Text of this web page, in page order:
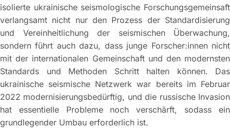
isolierte ukrainische seismologische Forschungsgemeinsaft
verlangsamt nicht nur den Prozess der Standardisierung
und Vereinheitlichung der seismischen Überwachung,
sondern führt auch dazu, dass junge Forscher:innen nicht
mit der internationalen Gemeinschaft und den modernsten
Standards und Methoden Schritt halten können. Das
ukrainische seismische Netzwerk war bereits im Februar
2022 modernisierungsbedürftig, und die russische Invasion
hat essentielle Probleme noch verschärft, sodass ein
grundlegender Umbau erforderlich ist.